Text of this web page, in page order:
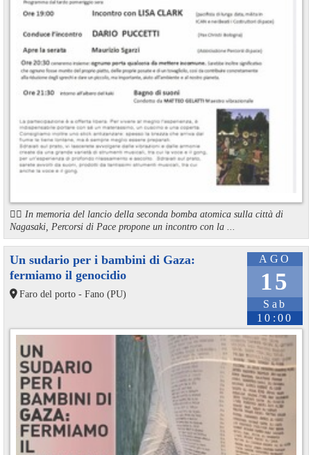
🏳️‍🌈 In memoria del lancio della seconda bomba atomica sulla città di
Nagasaki, Percorsi di Pace propone un incontro con la ...
AGO
15
Sab
10:00
Un sudario per i bambini di Gaza:
fermiamo il genocidio
Faro del porto - Fano (PU)